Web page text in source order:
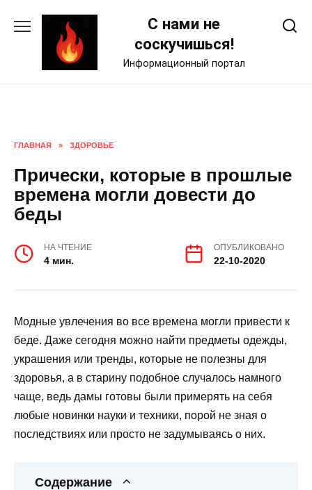
С нами не
соскучишься!
Информационный портал
ГЛАВНАЯ » ЗДОРОВЬЕ
Прически, которые в прошлые
времена могли довести до
беды
НА ЧТЕНИЕ
4 мин.
ОПУБЛИКОВАНО
22-10-2020
Модные увлечения во все времена могли привести к
беде. Даже сегодня можно найти предметы одежды,
украшения или тренды, которые не полезны для
здоровья, а в старину подобное случалось намного
чаще, ведь дамы готовы были примерять на себя
любые новинки науки и техники, порой не зная о
последствиях или просто не задумываясь о них.
Содержание